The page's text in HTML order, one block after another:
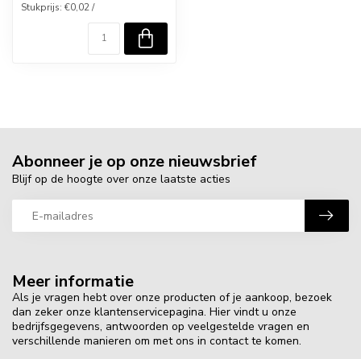
Stukprijs: €0,02 /
Meer informatie
Als je vragen hebt over onze producten of je aankoop, bezoek
dan zeker onze klantenservicepagina. Hier vindt u onze
bedrijfsgegevens, antwoorden op veelgestelde vragen en
verschillende manieren om met ons in contact te komen.
Abonneer je op onze nieuwsbrief
Blijf op de hoogte over onze laatste acties